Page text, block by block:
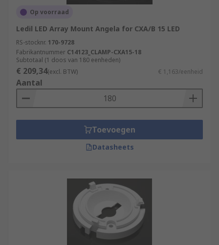
Op voorraad
Ledil LED Array Mount Angela for CXA/B 15 LED
RS-stocknr. 170-9728
Fabrikantnummer C14123_CLAMP-CXA15-18
Subtotaal (1 doos van 180 eenheden)
€ 209,34(excl. BTW) € 1,163/eenheid
Aantal
Toevoegen
Datasheets